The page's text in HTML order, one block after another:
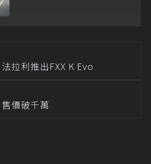
拉利推出FXX K Evo
價破千萬